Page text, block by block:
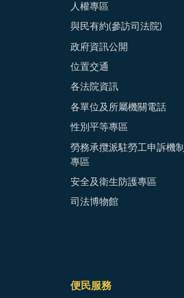
人權專區
與民有約(參訪司法院)
政府資訊公開
位置交通
各法院資訊
各單位及所屬機關電話
性別平等專區
勞務承攬派駐勞工申訴機制
專區
安全及衛生防護專區
司法博物館
便民服務